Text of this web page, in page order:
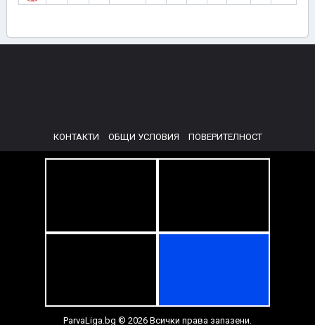
КОНТАКТИ ОБЩИ УСЛОВИЯ ПОВЕРИТЕЛНОСТ
ParvaLiga.bg © 2026 Всички права запазени.